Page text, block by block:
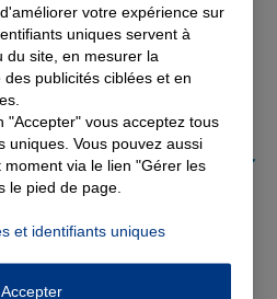
n'a été retrouvé pour le
dans les
de France
Allianz de France
et conseils Allianz
votre expérience sur
uniques servent à
du site, en mesurer la
publicités ciblées et en
"Accepter" vous acceptez tous
uniques. Vous pouvez aussi
via le lien "Gérer les
le pied de page.
et identifiants uniques
Accepter